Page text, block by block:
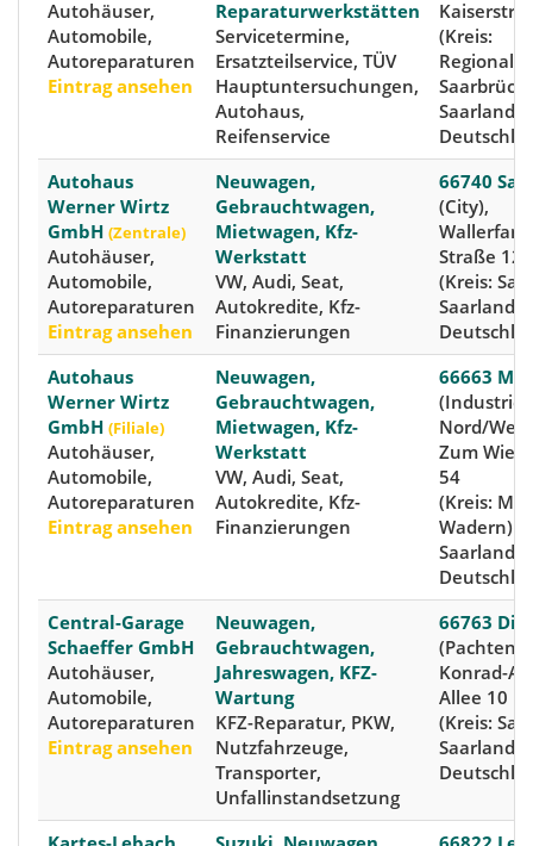
Autohäuser,
Automobile,
Autoreparaturen
Eintrag ansehen
Reparaturwerkstätten
Servicetermine,
Ersatzteilservice, TÜV
Hauptuntersuchungen,
Autohaus,
Reifenservice
(Kreis:
Saarland,
Autohaus
Werner Wirtz
GmbH (Zentrale)
Autohäuser,
Automobile,
Autoreparaturen
Eintrag ansehen
Neuwagen,
Gebrauchtwagen,
Mietwagen, Kfz-
Werkstatt
VW, Audi, Seat,
Autokredite, Kfz-
Finanzierungen
66740
(City),
Straße 124
(Kreis:
Saarland,
Autohaus
Werner Wirtz
GmbH (Filiale)
Autohäuser,
Automobile,
Autoreparaturen
Eintrag ansehen
Neuwagen,
Gebrauchtwagen,
Mietwagen, Kfz-
Werkstatt
VW, Audi, Seat,
Autokredite, Kfz-
Finanzierungen
66663
Nord/
Zum
54
(Kreis:
Wadern)
Saarland,
Central-Garage
Schaeffer GmbH
Autohäuser,
Automobile,
Autoreparaturen
Eintrag ansehen
Neuwagen,
Gebrauchtwagen,
Jahreswagen, KFZ-
Wartung
KFZ-Reparatur, PKW,
Nutzfahrzeuge,
Transporter,
Unfallinstandsetzung
66763
(Pachten),
Konrad-
Allee 10
(Kreis:
Saarland,